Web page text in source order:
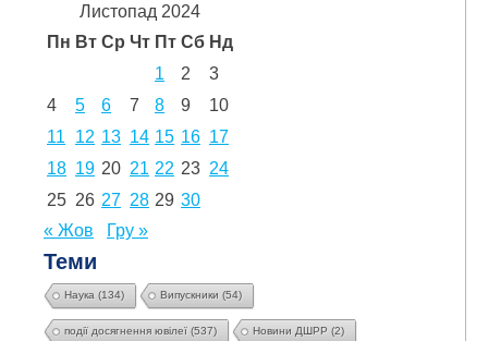
Листопад 2024
Пн Вт Ср Чт Пт Сб Нд
1
2
3
4
5 6 7 8 9
10
11
12 13 14 15 16 17
18 19 20 21 22 23 24
25 26 27 28 29 30
« Жов
Гру »
Теми
Наука (134) Випускники (54)
події досягнення ювілеї (537) Новини ДШРР (2)